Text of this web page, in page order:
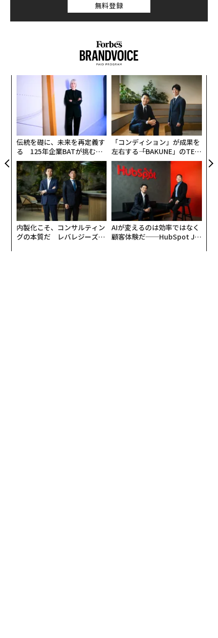
無料登録
伝統を礎に、未来を再定義す
る 125年企業BATが挑むス
モークレスな未来
「コンディション」が成果を
左右する――「BAKUNE」のTEN
TIALが支える「挑戦者の明
日」
内製化こそ、コンサルティン
グの本質だ レバレジーズが
AIが変えるのは効率ではなく
顧客体験だ──HubSpot Ja